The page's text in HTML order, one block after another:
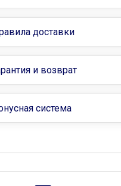
доставки
и возврат
система